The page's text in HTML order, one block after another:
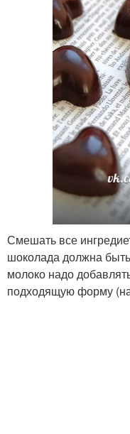
Смешать все
шоколада должна
молоко надо
подходящую форму